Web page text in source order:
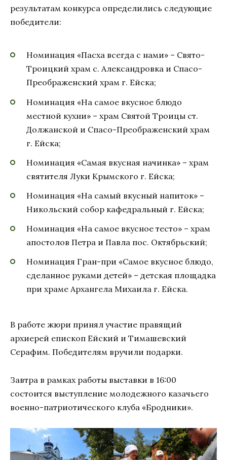
результатам конкурса определились следующие
победители:
Номинация «Пасха всегда с нами» – Свято-
Троицкий храм с. Александровка и Спасо-
Преображенский храм г. Ейска;
Номинация «На самое вкусное блюдо
местной кухни» – храм Святой Троицы ст.
Должанской и Спасо-Преображенский храм
г. Ейска;
Номинация «Самая вкусная начинка» – храм
святителя Луки Крымского г. Ейска;
Номинация «На самый вкусный напиток» –
Никольский собор кафедральный г. Ейска;
Номинация «На самое вкусное тесто» – храм
апостолов Петра и Павла пос. Октябрьский;
Номинация Гран-при «Самое вкусное блюдо,
сделанное руками детей» – детская площадка
при храме Архангела Михаила г. Ейска.
В работе жюри принял участие правящий
архиерей епископ Ейский и Тимашевский
Серафим. Победителям вручили подарки.
Завтра в рамках работы выставки в 16:00
состоится выступление молодежного казачьего
военно-патриотического клуба «Бродники».